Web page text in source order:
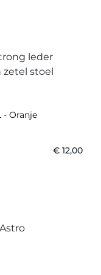
- Oranje
€ 12,00